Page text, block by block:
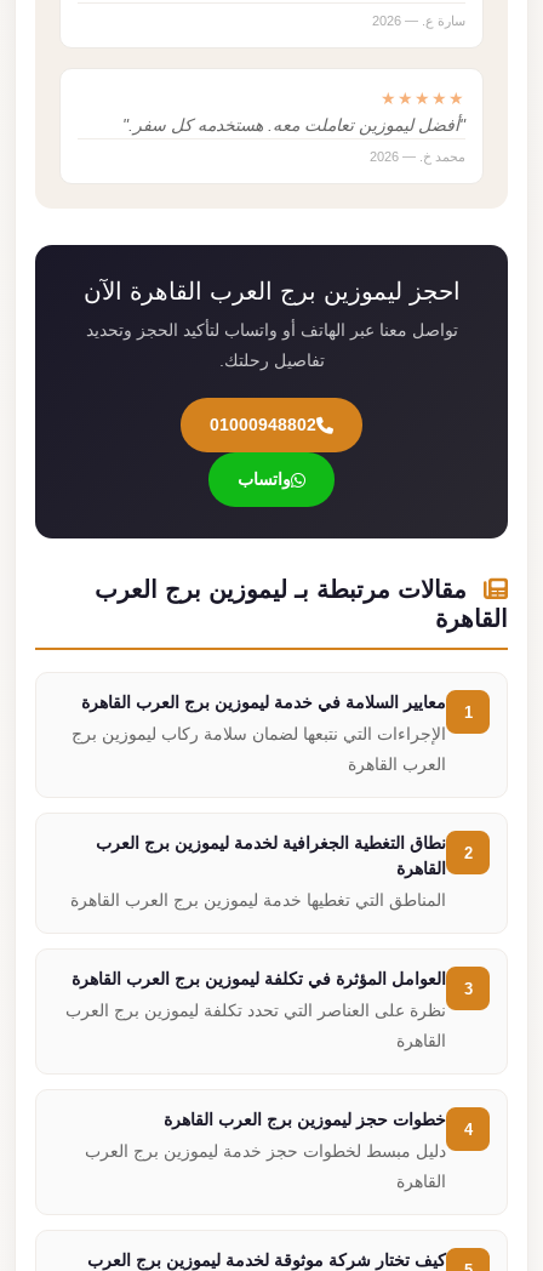
سارة ع. — 2026
★★★★★
"أفضل ليموزين تعاملت معه. هستخدمه كل سفر."
محمد خ. — 2026
احجز ليموزين برج العرب القاهرة الآن
تواصل معنا عبر الهاتف أو واتساب لتأكيد الحجز وتحديد
تفاصيل رحلتك.
01000948802
واتساب
مقالات مرتبطة بـ ليموزين برج العرب
القاهرة
معايير السلامة في خدمة ليموزين برج العرب القاهرة
الإجراءات التي نتبعها لضمان سلامة ركاب ليموزين برج
العرب القاهرة
نطاق التغطية الجغرافية لخدمة ليموزين برج العرب
القاهرة
المناطق التي تغطيها خدمة ليموزين برج العرب القاهرة
العوامل المؤثرة في تكلفة ليموزين برج العرب القاهرة
نظرة على العناصر التي تحدد تكلفة ليموزين برج العرب
القاهرة
خطوات حجز ليموزين برج العرب القاهرة
دليل مبسط لخطوات حجز خدمة ليموزين برج العرب
القاهرة
كيف تختار شركة موثوقة لخدمة ليموزين برج العرب